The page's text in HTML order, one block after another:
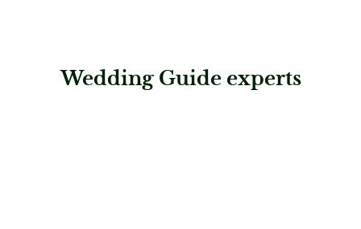
Wedding Guide experts